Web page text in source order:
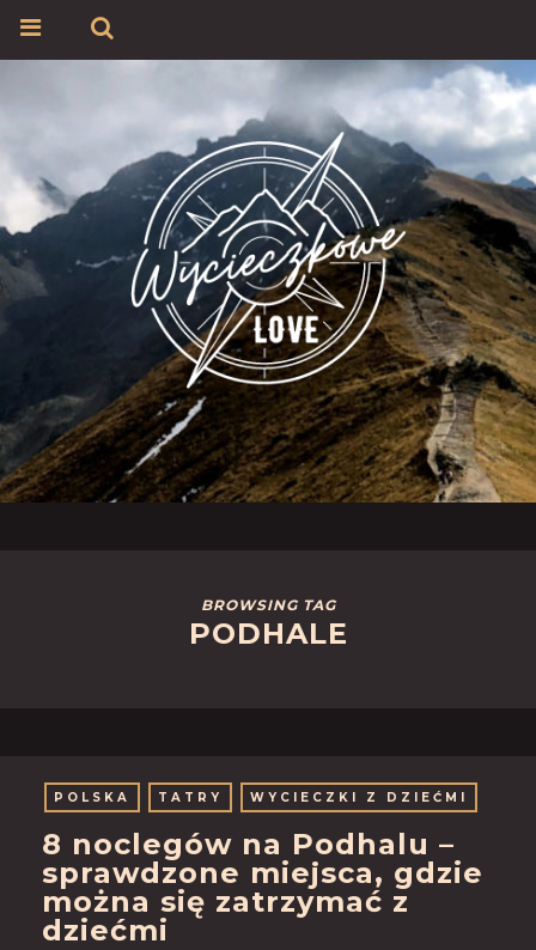
BROWSING TAG
PODHALE
POLSKA TATRY WYCIECZKI Z DZIEĆMI
8 noclegów na Podhalu –
sprawdzone miejsca, gdzie
można się zatrzymać z
dziećmi